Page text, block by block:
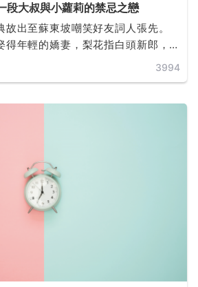
段大叔與小蘿莉的禁忌之戀
出至蘇東坡嘲笑好友詞人張先。
年輕的嬌妻，梨花指白頭新郎，
此此部電影名稱也借用此句象徵老3994